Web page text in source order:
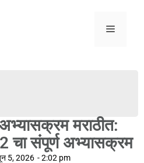
मराठीत:
संपूर्ण अभ्यासक्रम
5, 2026 -2:02 pm